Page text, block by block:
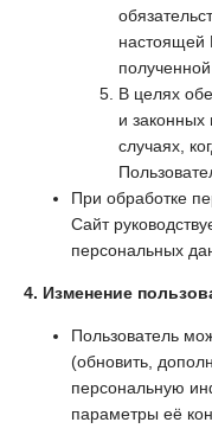
настоящей
В целях
и законных
случаях,
При обработке
Сайт
персональных
4. Изменение
Пользователь
(обновить,
персональную
параметры её